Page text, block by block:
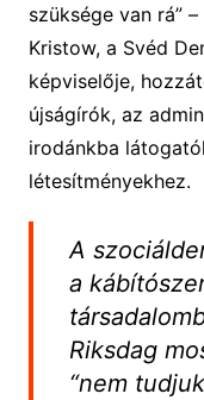
szüksége van rá”
Kristow, a Svéd
képviselője,
újságírók, az
irodánkba
létesítményekhez.
A
a
Riksdag
“nem